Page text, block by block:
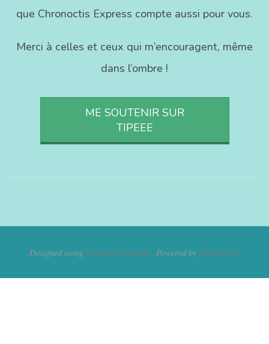
que Chronoctis Express compte aussi pour vous.
Merci à celles et ceux qui m’encouragent, même
dans l’ombre !
ME SOUTENIR SUR
TIPEEE
Designed using Dispatch Premium. Powered by WordPress.